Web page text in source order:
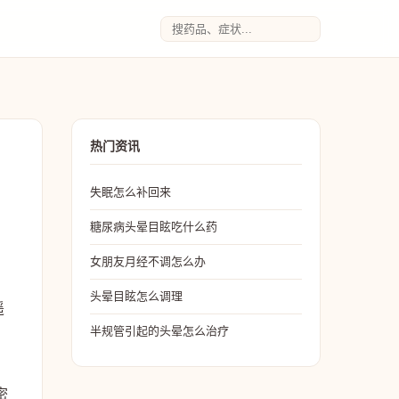
热门资讯
失眠怎么补回来
糖尿病头晕目眩吃什么药
女朋友月经不调怎么办
头晕目眩怎么调理
半规管引起的头晕怎么治疗